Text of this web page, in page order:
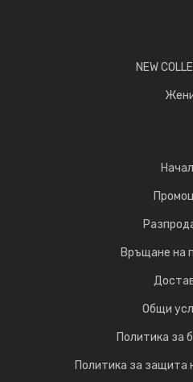
NEW
Връщане на
Общи
Политика за
Политика за защита